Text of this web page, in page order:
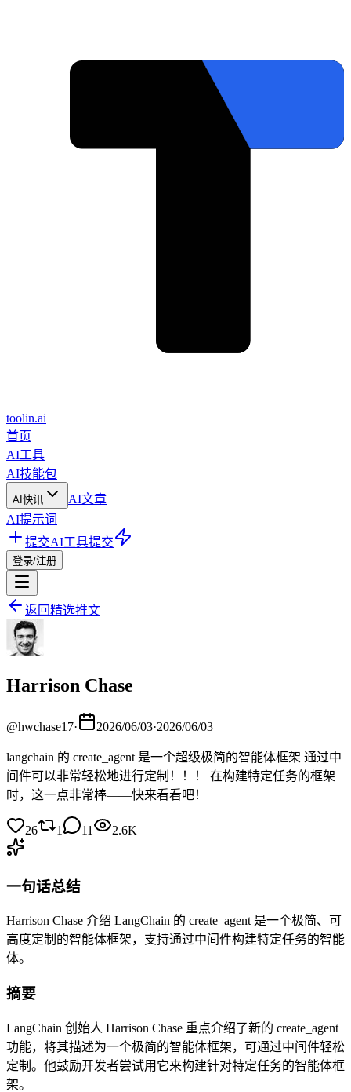
toolin.ai
首页
AI工具
AI技能包
AI快讯
AI文章
AI提示词
提交AI工具提交
登录/注册
返回精选推文
Harrison Chase
@hwchase17· 2026/06/03·2026/06/03
langchain 的 create_agent 是一个超级极简的智能体框架 通过中
间件可以非常轻松地进行定制！！！ 在构建特定任务的框架
时，这一点非常棒——快来看看吧！
26 1 11 2.6K
一句话总结
Harrison Chase 介绍 LangChain 的 create_agent 是一个极简、可
高度定制的智能体框架，支持通过中间件构建特定任务的智能
体。
摘要
LangChain 创始人 Harrison Chase 重点介绍了新的 create_agent
功能，将其描述为一个极简的智能体框架，可通过中间件轻松
定制。他鼓励开发者尝试用它来构建针对特定任务的智能体框
架。